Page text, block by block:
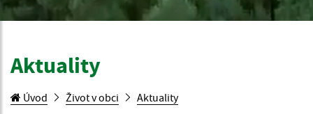
Aktuality
Úvod Život v obci Aktuality